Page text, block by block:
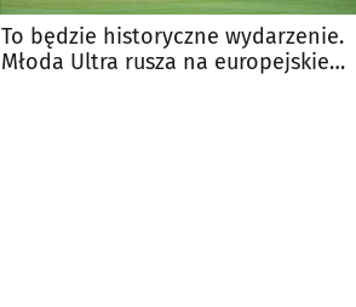
To będzie historyczne wydarzenie.
Młoda Ultra rusza na europejskie